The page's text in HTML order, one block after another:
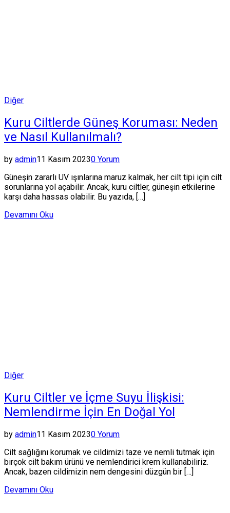
Posted
Diğer
Kuru Ciltlerde Güneş Koruması: Neden
ve Nasıl Kullanılmalı?
by admin11 Kasım 20230 Yorum
Güneşin zararlı UV ışınlarına maruz kalmak, her cilt tipi için cilt
sorunlarına yol açabilir. Ancak, kuru ciltler, güneşin etkilerine
karşı daha hassas olabilir. Bu yazıda, […]
Devamını Oku
Posted
Diğer
Kuru Ciltler ve İçme Suyu İlişkisi:
Nemlendirme İçin En Doğal Yol
by admin11 Kasım 20230 Yorum
Cilt sağlığını korumak ve cildimizi taze ve nemli tutmak için
birçok cilt bakım ürünü ve nemlendirici krem kullanabiliriz.
Ancak, bazen cildimizin nem dengesini düzgün bir […]
Devamını Oku